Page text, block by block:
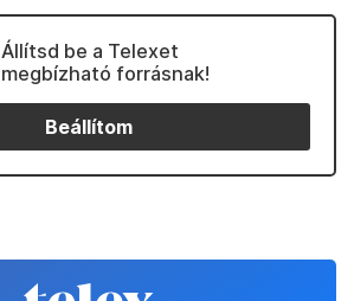
Állítsd be a Telexet
megbízható forrásnak!
Beállítom